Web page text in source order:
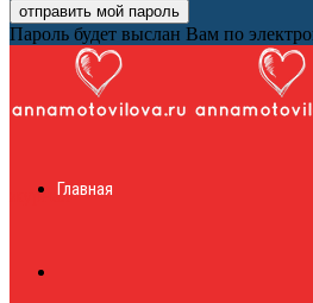
Пароль будет выслан Вам по
журналГлавная